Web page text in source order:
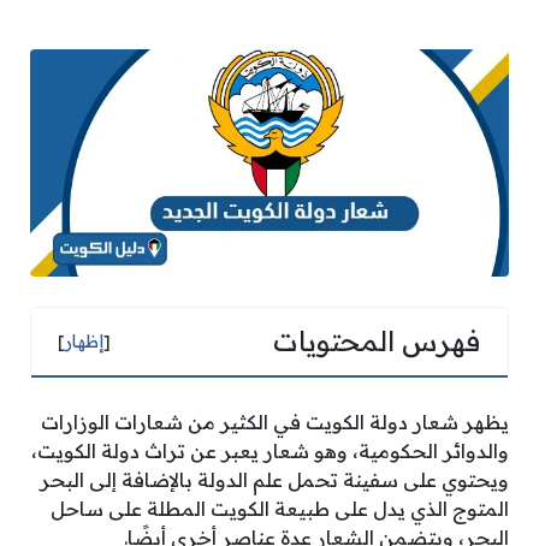
فهرس المحتويات [إظهار]
يظهر شعار دولة الكويت في الكثير من شعارات الوزارات
والدوائر الحكومية، وهو شعار يعبر عن تراث دولة الكويت،
ويحتوي على سفينة تحمل علم الدولة بالإضافة إلى البحر
المتوج الذي يدل على طبيعة الكويت المطلة على ساحل
البحر، ويتضمن الشعار عدة عناصر أخرى أيضًا.